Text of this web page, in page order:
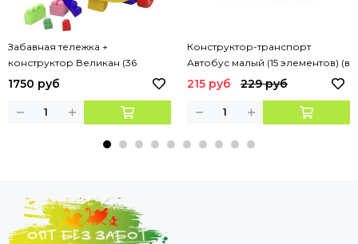
Забавная тележка +
конструктор Великан (36
элементов)
1750 руб
Конструктор-транспорт
Автобус малый (15 элементов) (в
пакете)
215 руб 229 руб